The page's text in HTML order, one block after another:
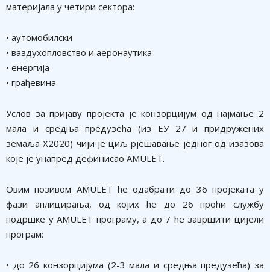
материјала у четири сектора:
• аутомобилски
• ваздухопловство и аеронаутика
• енергија
• грађевина
Услов за пријаву пројекта је конзорцијум од најмање 2
мала и средња предузећа (из ЕУ 27 и придружених
земаља Х2020) чији је циљ рјешавање једног од изазова
које је унапред дефинисао AMULET.
Овим позивом AMULET ће одабрати до 36 пројеката у
фази аплицирања, од којих ће до 26 проћи службу
подршке у AMULET програму, а до 7 ће завршити цијели
програм:
• до 26 конзорцијума (2-3 мала и средња предузећа) за